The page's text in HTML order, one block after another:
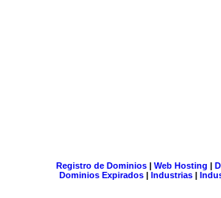
Registro de Dominios| Web Hosting |
Dominios Expirados | Industrias |